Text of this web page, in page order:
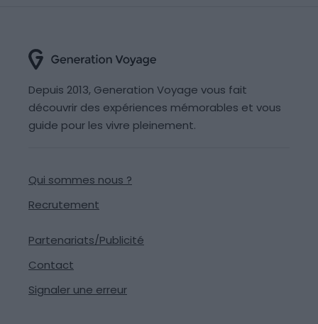
Depuis 2013, Generation Voyage vous fait
découvrir des expériences mémorables et vous
guide pour les vivre pleinement.
Qui sommes nous ?
Recrutement
Partenariats/Publicité
Contact
Signaler une erreur